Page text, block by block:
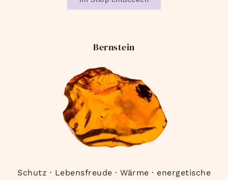
Bernstein
Schutz · Lebensfreude · Wärme · energetische